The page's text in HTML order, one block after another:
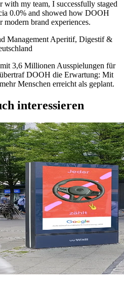
with my team, I successfully staged
0.0% and showed how DOOH
modern brand experiences.
Management Aperitif, Digestif &
3,6 Millionen Ausspielungen für
DOOH die Erwartung: Mit
Menschen erreicht als geplant.
interessieren